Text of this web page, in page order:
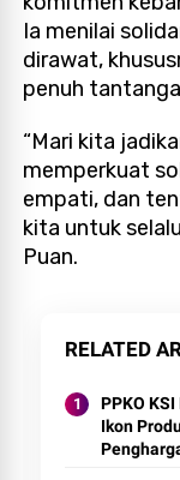
Ia menilai
dirawat,
penuh
“Mari kita
memperkuat
empati, dan
kita untuk
Puan.
RELATED
PPKO
Ikon